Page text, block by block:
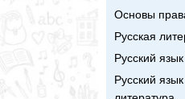
Основы
Русская
Русский язык
Русский